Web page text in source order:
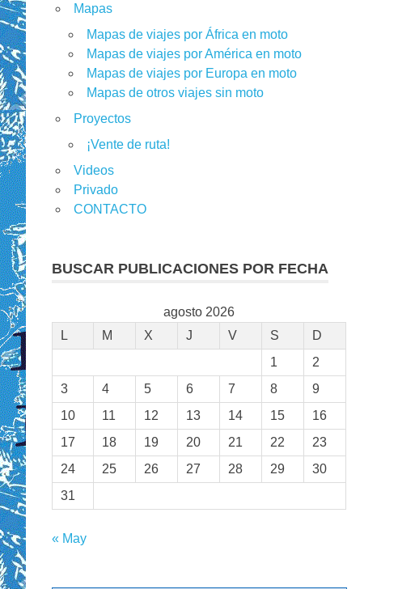
Mapas
Mapas de viajes por África en moto
Mapas de viajes por América en moto
Mapas de viajes por Europa en moto
Mapas de otros viajes sin moto
Proyectos
¡Vente de ruta!
Videos
Privado
CONTACTO
BUSCAR PUBLICACIONES POR FECHA
agosto 2026
L
M X J V S
D
1
2
3
4 5 6 7 8
9
10
11 12 13 14 15
16
17
18 19 20 21 22
23
24
25 26 27 28 29
30
31
« May